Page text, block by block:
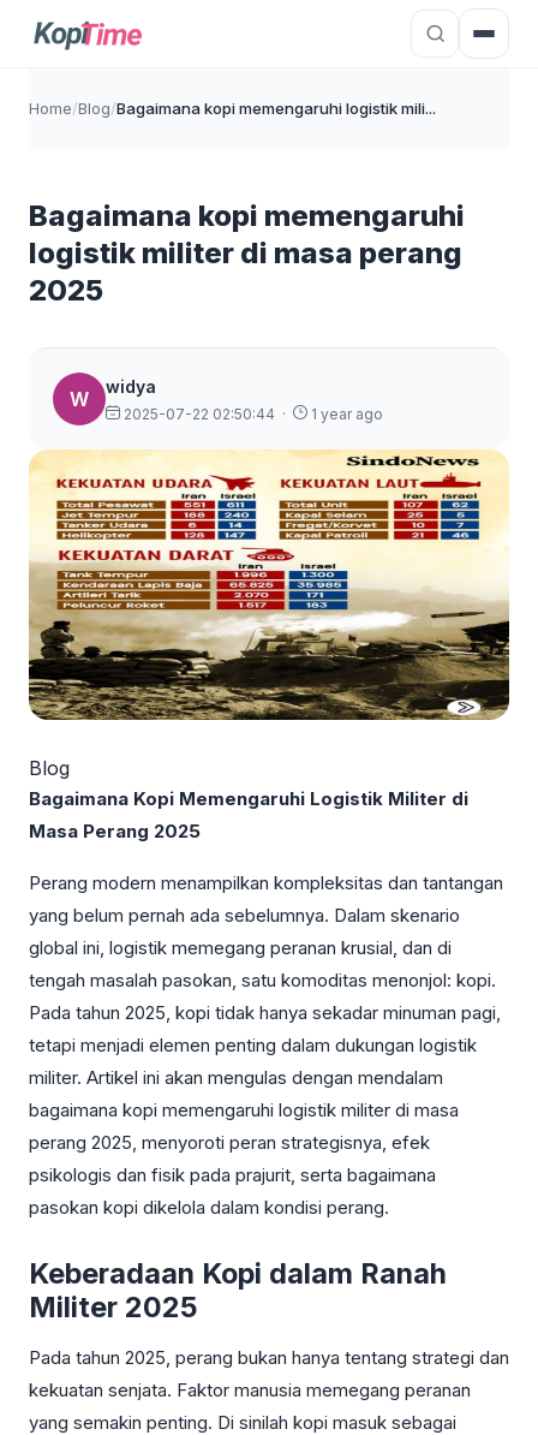
Home/Blog/Bagaimana kopi memengaruhi logistik mili...
Bagaimana kopi memengaruhi
logistik militer di masa perang
2025
W
widya
2025-07-22 02:50:44 · 1 year ago
Blog
Bagaimana Kopi Memengaruhi Logistik Militer di
Masa Perang 2025
Perang modern menampilkan kompleksitas dan tantangan
yang belum pernah ada sebelumnya. Dalam skenario
global ini, logistik memegang peranan krusial, dan di
tengah masalah pasokan, satu komoditas menonjol: kopi.
Pada tahun 2025, kopi tidak hanya sekadar minuman pagi,
tetapi menjadi elemen penting dalam dukungan logistik
militer. Artikel ini akan mengulas dengan mendalam
bagaimana kopi memengaruhi logistik militer di masa
perang 2025, menyoroti peran strategisnya, efek
psikologis dan fisik pada prajurit, serta bagaimana
pasokan kopi dikelola dalam kondisi perang.
Keberadaan Kopi dalam Ranah
Militer 2025
Pada tahun 2025, perang bukan hanya tentang strategi dan
kekuatan senjata. Faktor manusia memegang peranan
yang semakin penting. Di sinilah kopi masuk sebagai